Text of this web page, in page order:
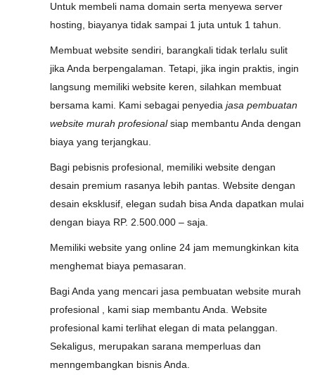
Untuk membeli nama domain serta menyewa server
hosting, biayanya tidak sampai 1 juta untuk 1 tahun.
Membuat website sendiri, barangkali tidak terlalu sulit
jika Anda berpengalaman. Tetapi, jika ingin praktis, ingin
langsung memiliki website keren, silahkan membuat
bersama kami. Kami sebagai penyedia jasa pembuatan
website murah profesionalsiap membantu Anda dengan
biaya yang terjangkau.
Bagi pebisnis profesional, memiliki website dengan
desain premium rasanya lebih pantas. Website dengan
desain eksklusif, elegan sudah bisa Anda dapatkan mulai
dengan biaya RP. 2.500.000 – saja.
Memiliki website yang online 24 jam memungkinkan kita
menghemat biaya pemasaran.
Bagi Anda yang mencari jasa pembuatan website murah
profesional , kami siap membantu Anda. Website
profesional kami terlihat elegan di mata pelanggan.
Sekaligus, merupakan sarana memperluas dan
menngembangkan bisnis Anda.